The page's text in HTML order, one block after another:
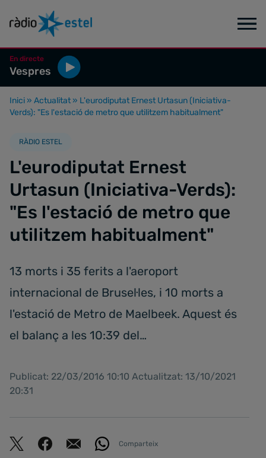
En directe
Vespres
Inici » Actualitat » L'eurodiputat Ernest Urtasun (Iniciativa-
Verds): "Es l'estació de metro que utilitzem habitualment"
RÀDIO ESTEL
L'eurodiputat Ernest
Urtasun (Iniciativa-Verds):
"Es l'estació de metro que
utilitzem habitualment"
13 morts i 35 ferits a l'aeroport
internacional de Brusel·les, i 10 morts a
l'estació de Metro de Maelbeek. Aquest és
el balanç a les 10:39 del…
Publicat: 22/03/2016 10:10 Actualitzat: 13/10/2021
20:31
Comparteix